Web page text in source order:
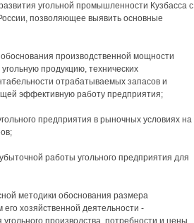
угольной промышленности Кузбасса с
позволяющее выявить основные
производственной мощности
продукцию, технических
отрабатываемых запасов и
эффективную работу предприятия;
предприятия в рыночных условиях на
работы угольного предприятия для
методики обоснования размера
хозяйственной деятельности -
производства, потребности и цены